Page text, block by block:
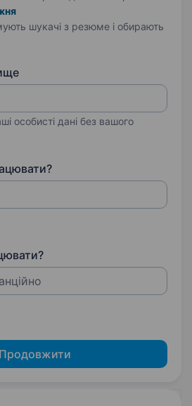
шукачі з резюме і обирають
особисті дані без вашого
Продовжити